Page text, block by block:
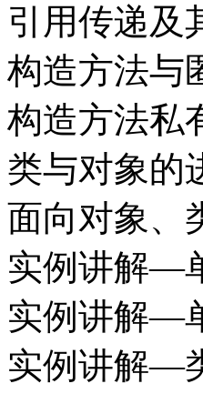
引用传递及
构造方法与
构造方法私
类与对象的
面向对象、
实例讲解—
实例讲解—
实例讲解—